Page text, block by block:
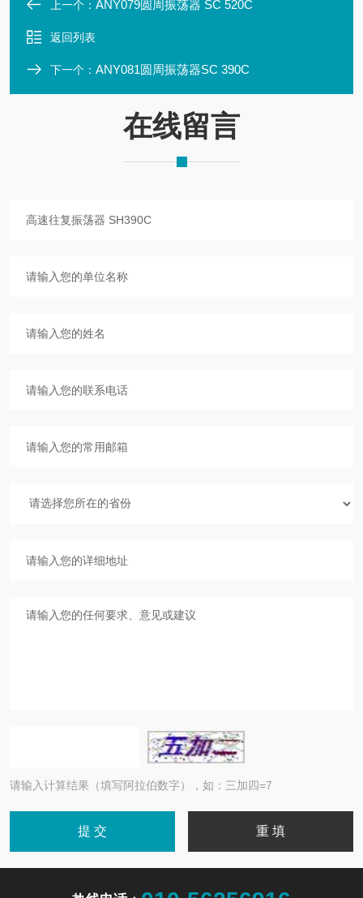
上一个： ANY079圆周振荡器 SC 520C
返回列表
下一个： ANY081圆周振荡器SC 390C
在线留言
请输入计算结果（填写阿拉伯数字），如：三加四=7